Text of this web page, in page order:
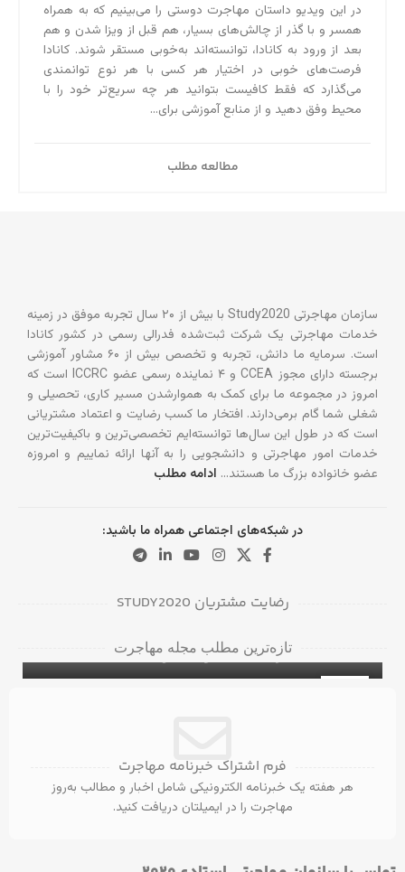
در این ویدیو داستان مهاجرت دوستی را می‌بینیم که به همراه
همسر و با گذر از چالش‌های بسیار، هم قبل از ویزا شدن و هم
بعد از ورود به کانادا، توانسته‌اند به‌خوبی مستقر شوند. کانادا
فرصت‌های خوبی در اختیار هر کسی با هر نوع توانمندی
می‌‌گذارد که فقط کافیست بتوانید هر چه سریع‌تر خود را با
محیط وفق دهید و از منابع آموزشی برای...
مطالعه مطلب
سازمان مهاجرتی Study2020 با بیش از ۲۰ سال تجربه موفق در زمینه
خدمات مهاجرتی یک شرکت ثبت‌شده فدرالی رسمی در کشور کانادا
است. سرمایه ما دانش، تجربه و تخصص بیش از ۶۰ مشاور آموزشی
برجسته دارای مجوز CCEA و ۴ نماینده رسمی عضو ICCRC است که
امروز در مجموعه ما برای کمک به هموارشدن مسیر کاری، تحصیلی و
شغلی شما گام برمی‌دارند. افتخار ما کسب رضایت و اعتماد مشتریانی
است که در طول این سال‌ها توانسته‌ایم تخصصی‌ترین و باکیفیت‌ترین
خدمات امور مهاجرتی و دانشجویی را به آنها ارائه نماییم و امروزه
عضو خانواده بزرگ ما هستند… ادامه مطلب
در شبکه‌های اجتماعی همراه ما باشید:
رضایت مشتریان STUDY2020
تازه‌ترین مطلب مجله مهاجرت
برای دانشجویان بین‌المللی
فرم اشتراک خبرنامه مهاجرت
هر هفته یک خبرنامه الکترونیکی شامل اخبار و مطالب به‌روز
مهاجرت را در ایمیلتان دریافت کنید.